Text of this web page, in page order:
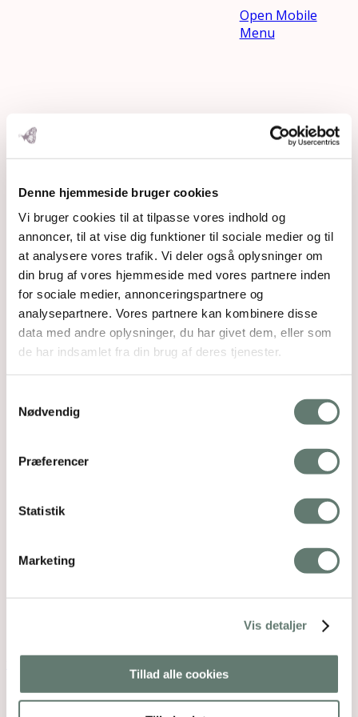
Denne hjemmeside bruger cookies
Vi bruger cookies til at tilpasse vores indhold og
annoncer, til at vise dig funktioner til sociale medier og til
at analysere vores trafik. Vi deler også oplysninger om
din brug af vores hjemmeside med vores partnere inden
for sociale medier, annonceringspartnere og
analysepartnere. Vores partnere kan kombinere disse
data med andre oplysninger, du har givet dem, eller som
de har indsamlet fra din brug af deres tjenester.
Nødvendig
Præferencer
Statistik
Marketing
Vis detaljer
Tillad alle cookies
Open Mobile
Menu
kvindesession